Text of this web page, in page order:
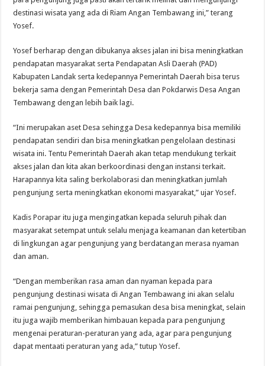
destinasi wisata yang ada di Riam Angan Tembawang ini,” terang
Yosef.
Yosef berharap dengan dibukanya akses jalan ini bisa meningkatkan
pendapatan masyarakat serta Pendapatan Asli Daerah (PAD)
Kabupaten Landak serta kedepannya Pemerintah Daerah bisa terus
bekerja sama dengan Pemerintah Desa dan Pokdarwis Desa Angan
Tembawang dengan lebih baik lagi.
“Ini merupakan aset Desa sehingga Desa kedepannya bisa memiliki
pendapatan sendiri dan bisa meningkatkan pengelolaan destinasi
wisata ini. Tentu Pemerintah Daerah akan tetap mendukung terkait
akses jalan dan kita akan berkoordinasi dengan instansi terkait.
Harapannya kita saling berkolaborasi dan meningkatkan jumlah
pengunjung serta meningkatkan ekonomi masyarakat,” ujar Yosef.
Kadis Porapar itu juga mengingatkan kepada seluruh pihak dan
masyarakat setempat untuk selalu menjaga keamanan dan ketertiban
di lingkungan agar pengunjung yang berdatangan merasa nyaman
dan aman.
“Dengan memberikan rasa aman dan nyaman kepada para
pengunjung destinasi wisata di Angan Tembawang ini akan selalu
ramai pengunjung, sehingga pemasukan desa bisa meningkat, selain
itu juga wajib memberikan himbauan kepada para pengunjung
mengenai peraturan-peraturan yang ada, agar para pengunjung
dapat mentaati peraturan yang ada,” tutup Yosef.